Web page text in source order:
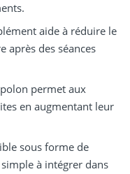
aide à réduire le
après des séances
permet aux
en augmentant leur
sous forme de
à intégrer dans